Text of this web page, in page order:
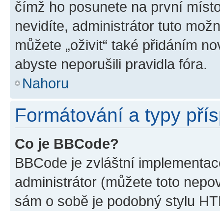
čímž ho posunete na první
nevidíte, administrátor tuto
můžete „oživit“ také přidáním
abyste neporušili pravidla fóra.
Nahoru
Formátování a typy
Co je BBCode?
BBCode je zvláštní
administrátor (můžete toto
sám o sobě je podobný stylu